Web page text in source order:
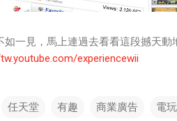
如一見，馬上連過去看看這段撼天動
experiencewii
任天堂 有趣 商業廣告 電